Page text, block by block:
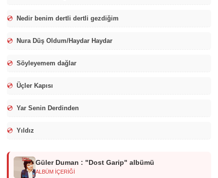
💿 Nedir benim dertli dertli gezdiğim
💿 Nura Düş Oldum/Haydar Haydar
💿 Söyleyemem dağlar
💿 Üçler Kapısı
💿 Yar Senin Derdinden
💿 Yıldız
Güler Duman : "Dost Garip" albümü
ALBÜM İÇERİĞİ